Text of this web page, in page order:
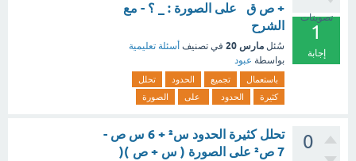
تصويتات
1
إجابة
+ ص ق على الصورة : _ ؟ - مع
الشرح
سُئل مارس 20 في تصنيف أسئلة تعليمية
بواسطة عبود
باستعمال تجميع الحدود
تحلل
كثيرة
الحدود على الصورة
0
تحلل كثيرة الحدود س² + 6 س ص -
7 ص² على الصورة ( س + ص )(